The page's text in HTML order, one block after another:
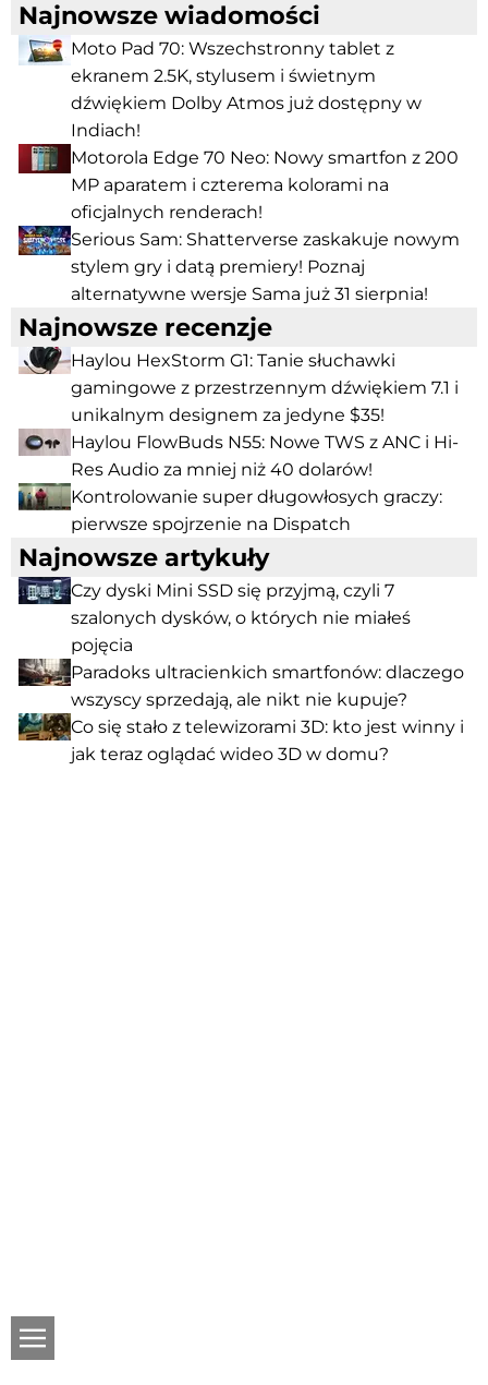
Najnowsze wiadomości
Moto Pad 70: Wszechstronny tablet z
ekranem 2.5K, stylusem i świetnym
dźwiękiem Dolby Atmos już dostępny w
Indiach!
Motorola Edge 70 Neo: Nowy smartfon z 200
MP aparatem i czterema kolorami na
oficjalnych renderach!
Serious Sam: Shatterverse zaskakuje nowym
stylem gry i datą premiery! Poznaj
alternatywne wersje Sama już 31 sierpnia!
Najnowsze recenzje
Haylou HexStorm G1: Tanie słuchawki
gamingowe z przestrzennym dźwiękiem 7.1 i
unikalnym designem za jedyne $35!
Haylou FlowBuds N55: Nowe TWS z ANC i Hi-
Res Audio za mniej niż 40 dolarów!
Kontrolowanie super długowłosych graczy:
pierwsze spojrzenie na Dispatch
Najnowsze artykuły
Czy dyski Mini SSD się przyjmą, czyli 7
szalonych dysków, o których nie miałeś
pojęcia
Paradoks ultracienkich smartfonów: dlaczego
wszyscy sprzedają, ale nikt nie kupuje?
Co się stało z telewizorami 3D: kto jest winny i
jak teraz oglądać wideo 3D w domu?